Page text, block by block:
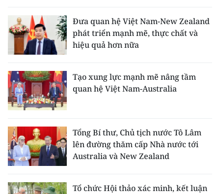
Đưa quan hệ Việt Nam-New Zealand
phát triển mạnh mẽ, thực chất và
hiệu quả hơn nữa
Tạo xung lực mạnh mẽ nâng tầm
quan hệ Việt Nam-Australia
Tổng Bí thư, Chủ tịch nước Tô Lâm
lên đường thăm cấp Nhà nước tới
Australia và New Zealand
Tổ chức Hội thảo xác minh, kết luận